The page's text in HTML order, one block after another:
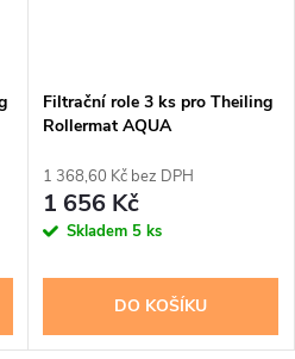
Filtrační role 3 ks pro Theiling
Rollermat AQUA
1 368,60 Kč bez DPH
1 656 Kč
Skladem 5 ks
DO KOŠÍKU